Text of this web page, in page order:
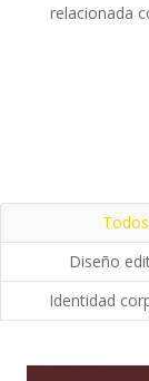
relacionada
Todos
Diseño
Identidad